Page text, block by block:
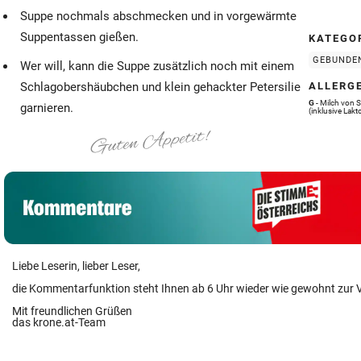
Suppe nochmals abschmecken und in vorgewärmte
Suppentassen gießen.
Wer will, kann die Suppe zusätzlich noch mit einem
Schlagobershäubchen und klein gehackter Petersilie
garnieren.
G- Milch von
(inklusive
Liebe Leserin, lieber Leser,
die Kommentarfunktion steht Ihnen ab 6 Uhr wieder wie gewohnt zur
Mit freundlichen Grüßen
das krone.at-Team